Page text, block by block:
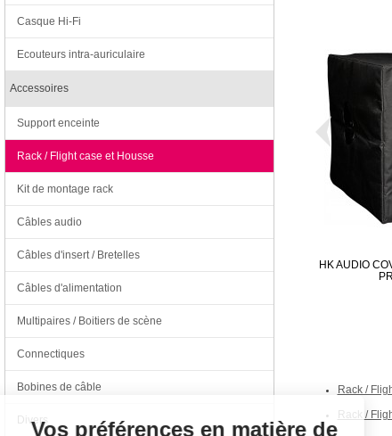
Continuer sans accepter
Vos préférences en matière de
HK AUDIO
Rack /
Rack /
Casque Hi-Fi
Ecouteurs intra-auriculaire
Accessoires
Support enceinte
Rack / Flight case et Housse
Kit de montage rack
Câbles audio
Câbles d'insert / Bretelles
Câbles d'alimentation
Multipaires / Boitiers de scène
Connectiques
Bobines de câble
Divers